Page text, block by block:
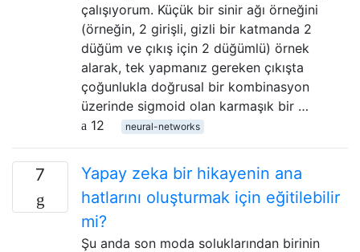
çalışıyorum. Küçük bir sinir ağı örneğini
(örneğin, 2 girişli, gizli bir katmanda 2
düğüm ve çıkış için 2 düğümlü) örnek
alarak, tek yapmanız gereken çıkışta
çoğunlukla doğrusal bir kombinasyon
üzerinde sigmoid olan karmaşık bir …
12
neural-networks
7
Yapay zeka bir hikayenin ana
hatlarını oluşturmak için eğitilebilir
mi?
Şu anda son moda soluklarından birinin